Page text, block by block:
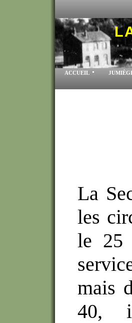
ACCUEIL
La
les
le 25
mais
40,